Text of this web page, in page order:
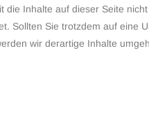
Inhalte auf dieser Seite
Sollten Sie trotzdem auf eine
wir derartige Inhalte